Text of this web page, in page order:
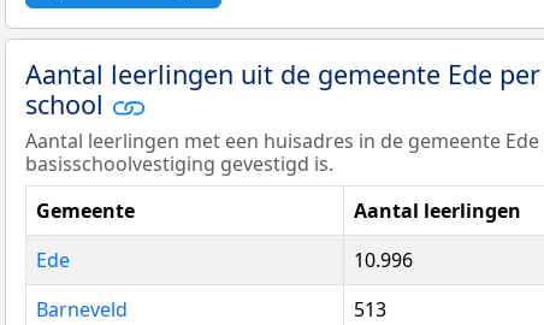
Aantal leerlingen uit de gemeente Ede
school
Aantal leerlingen met een huisadres in de gemeente
basisschoolvestiging gevestigd is.
Gemeente
Aantal leerlingen
Ede
10.996
Barneveld
513